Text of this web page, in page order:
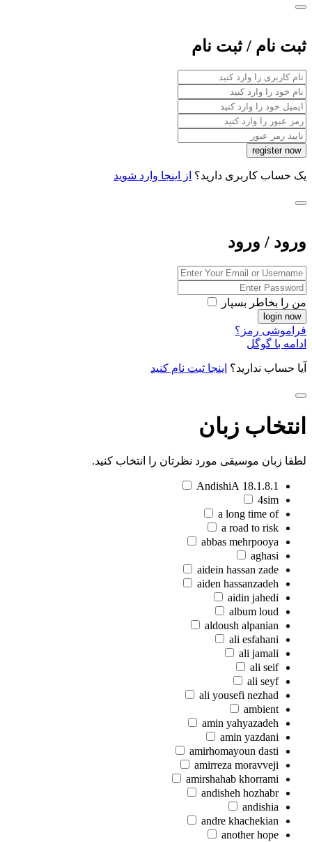
ثبت نام / ثبت نام
یک حساب کاربری دارید؟ از اینجا وارد شوید
ورود / ورود
من را بخاطر بسپار
فراموشی رمز؟
ادامه با گوگل
آیا حساب ندارید؟ اینجا ثبت نام کنید
انتخاب زبان
لطفا زبان موسیقی مورد نظرتان را انتخاب کنید.
18.1.8.1 AndishiA
4sim
a long time of
a road to risk
abbas mehrpooya
aghasi
aidein hassan zade
aiden hassanzadeh
aidin jahedi
album loud
aldoush alpanian
ali esfahani
ali jamali
ali seif
ali seyf
ali yousefi nezhad
ambient
amin yahyazadeh
amin yazdani
amirhomayoun dasti
amirreza moravveji
amirshahab khorrami
andisheh hozhabr
andishia
andre khachekian
another hope